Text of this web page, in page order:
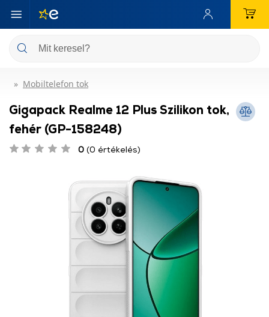
Mobiltelefon tok
Gigapack Realme 12 Plus Szilikon tok,
fehér (GP-158248)
0 (0 értékelés)